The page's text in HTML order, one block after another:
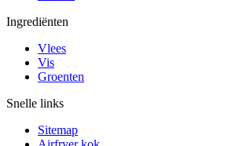
Ingrediënten
Vlees
Vis
Groenten
Snelle links
Sitemap